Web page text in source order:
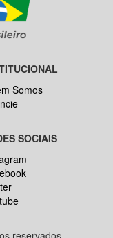
Somos
SOCIAIS
reservados